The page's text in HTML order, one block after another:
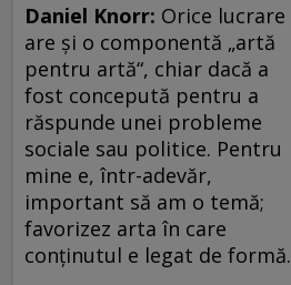
Daniel Knorr: Orice lucrare
are şi o componentă „artă
pentru artă“, chiar dacă a
fost concepută pentru a
răspunde unei probleme
sociale sau politice. Pentru
mine e, într-adevăr,
important să am o temă;
favorizez arta în care
conţinutul e legat de formă.